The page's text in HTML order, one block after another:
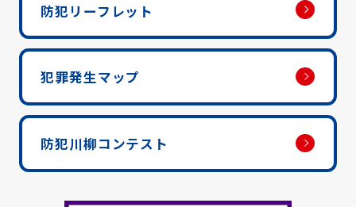
防犯リーフレット
犯罪発生マップ
防犯川柳コンテスト